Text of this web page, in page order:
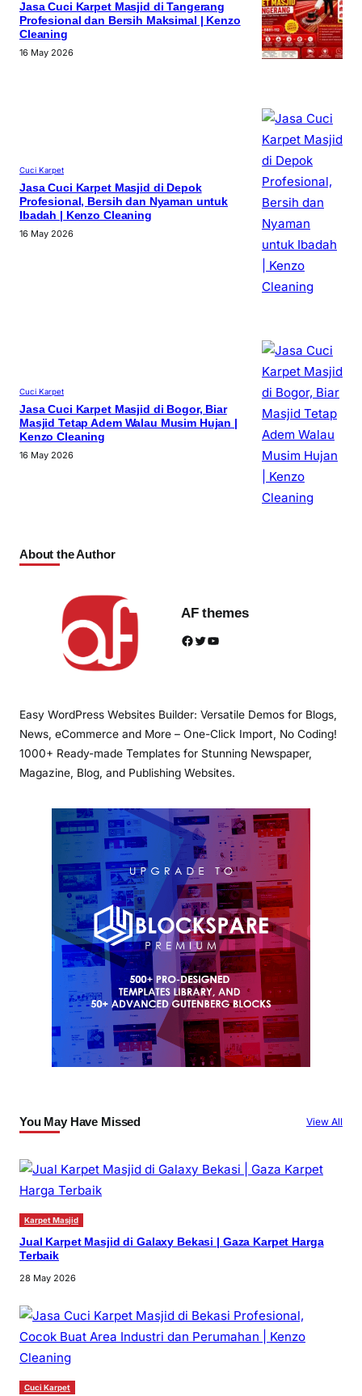
Jasa Cuci Karpet Masjid di Tangerang
Profesional dan Bersih Maksimal | Kenzo
Cleaning
16 May 2026
Cuci Karpet
Jasa Cuci Karpet Masjid di Depok
Profesional, Bersih dan Nyaman untuk
Ibadah | Kenzo Cleaning
16 May 2026
Cuci Karpet
Jasa Cuci Karpet Masjid di Bogor, Biar
Masjid Tetap Adem Walau Musim Hujan |
Kenzo Cleaning
16 May 2026
About the Author
AF themes
Facebook Twitter YouTube
Easy WordPress Websites Builder: Versatile Demos for Blogs,
News, eCommerce and More – One-Click Import, No Coding!
1000+ Ready-made Templates for Stunning Newspaper,
Magazine, Blog, and Publishing Websites.
You May Have Missed View All
Karpet Masjid
Jual Karpet Masjid di Galaxy Bekasi | Gaza Karpet Harga
Terbaik
28 May 2026
Cuci Karpet